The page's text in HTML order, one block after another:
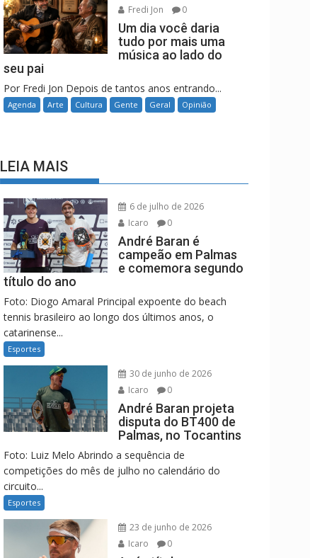
Fredi Jon
0
Um dia você daria
tudo por mais uma
música ao lado do
seu pai
Por Fredi Jon Depois de tantos anos entrando...
Agenda Arte Cultura Gente Geral Opinião
LEIA MAIS
6 de julho de 2026
Icaro
0
André Baran é
campeão em Palmas
e comemora segundo
título do ano
Foto: Diogo Amaral Principal expoente do beach
tennis brasileiro ao longo dos últimos anos, o
catarinense...
Esportes
30 de junho de 2026
Icaro
0
André Baran projeta
disputa do BT400 de
Palmas, no Tocantins
Foto: Luiz Melo Abrindo a sequência de
competições do mês de julho no calendário do
circuito...
Esportes
23 de junho de 2026
Icaro
0